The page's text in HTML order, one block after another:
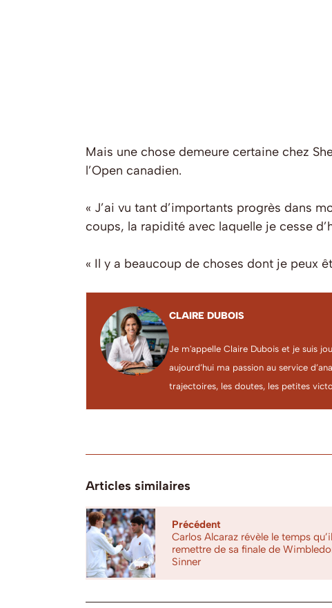
Mais une chose demeure certaine chez
l’Open canadien.
« J’ai vu tant d’importants progrès dans
coups, la rapidité avec laquelle je cesse
« Il y a beaucoup de choses dont je peux
CLAIRE DUBOIS
Je m'appelle Claire Dubois et je suis
aujourd’hui ma passion au service
trajectoires, les doutes, les petites
Articles similaires
Précédent
Carlos Alcaraz révèle le temps
remettre de sa finale de
Sinner